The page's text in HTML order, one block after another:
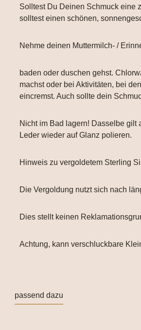
Solltest Du Deinen Schmuck eine
solltest einen schönen,
Nehme deinen Muttermilch- /
baden oder duschen gehst.
machst oder bei Aktivitäten, bei
eincremst. Auch sollte dein
Nicht im Bad lagern! Dasselbe gilt
Leder wieder auf Glanz polieren.
Hinweis zu vergoldetem Sterling
Die Vergoldung nutzt sich nach
Dies stellt keinen
Achtung, kann verschluckbare
passend dazu